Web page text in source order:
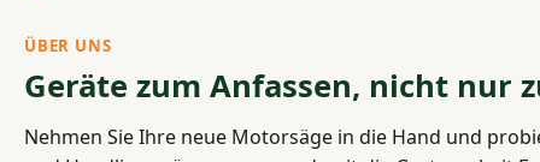
ÜBER UNS
Geräte zum Anfassen, nicht nur
Nehmen Sie Ihre neue Motorsäge in die Hand und